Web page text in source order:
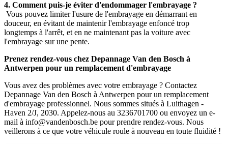
4. Comment puis-je éviter d'endommager l'embrayage ?
Vous pouvez limiter l'usure de l'embrayage en démarrant en
douceur, en évitant de maintenir l'embrayage enfoncé trop
longtemps à l'arrêt, et en ne maintenant pas la voiture avec
l'embrayage sur une pente.
Prenez rendez-vous chez Depannage Van den Bosch à
Antwerpen pour un remplacement d'embrayage
Vous avez des problèmes avec votre embrayage ? Contactez
Depannage Van den Bosch à Antwerpen pour un remplacement
d'embrayage professionnel. Nous sommes situés à Luithagen -
Haven 2/J, 2030. Appelez-nous au 3236701700 ou envoyez un e-
mail à info@vandenbosch.be pour prendre rendez-vous. Nous
veillerons à ce que votre véhicule roule à nouveau en toute fluidité !